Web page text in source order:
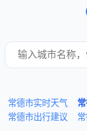
常德市实时天气
常德市出行建议